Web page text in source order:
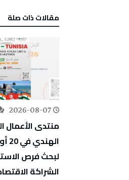
‫مقالات ذات صلة‬
2026-08-07
منتدى الأعمال
لبحث فرص
الشراكة